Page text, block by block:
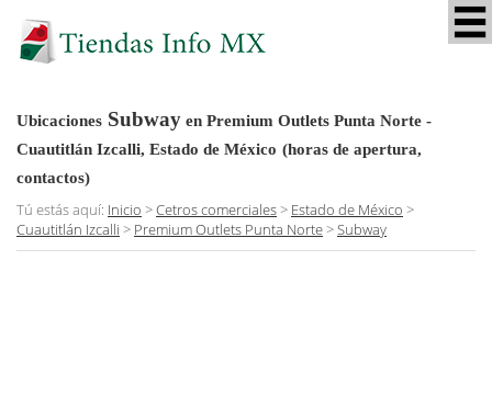
Ubicaciones Subway en Premium Outlets Punta Norte -
Cuautitlán Izcalli, Estado de México (horas de apertura,
contactos)
Tú estás aquí: Inicio >Cetros comerciales> Estado de México >
Cuautitlán Izcalli > Premium Outlets Punta Norte>Subway